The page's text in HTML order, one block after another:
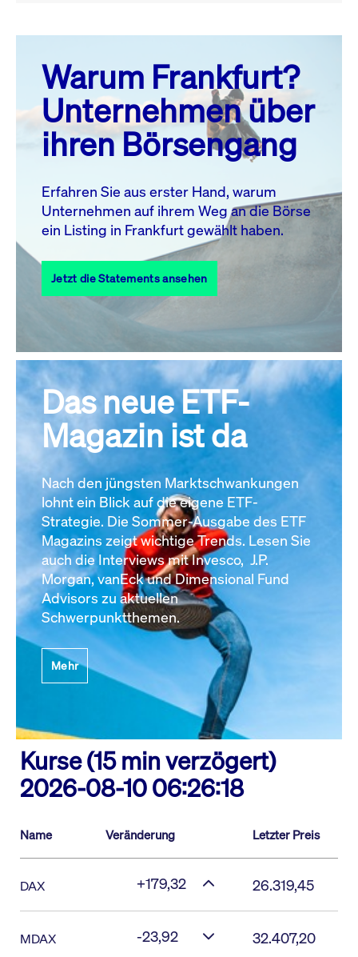
August 26
MO. DI. MI. DO. FR. SA. SO.
1
2
3
4 5 6 7 8
17 18 19 20 21 22
23
27 28
31
Alle Events
Warum Frankfurt?
Unternehmen über
ihren Börsengang
Erfahren Sie aus erster Hand, warum
Unternehmen auf ihrem Weg an die Börse
ein Listing in Frankfurt gewählt haben.
Jetzt die Statements ansehen
Das neue ETF-
Magazin ist da
Nach den jüngsten Marktschwankungen
lohnt ein Blick auf die eigene ETF-
Strategie. Die Sommer-Ausgabe des ETF
Magazins zeigt wichtige Trends. Lesen Sie
auch die Interviews mit Invesco, J.P.
Morgan, vanEck und Dimensional Fund
Advisors zu aktuellen
Schwerpunktthemen.
Mehr
Kurse (15 min verzögert)
2026-08-10 06:26:18
Name Veränderung Letzter Preis
DAX +179,32 26.319,45
MDAX -23,92 32.407,20